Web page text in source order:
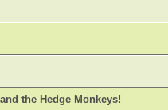
the Hedge Monkeys!